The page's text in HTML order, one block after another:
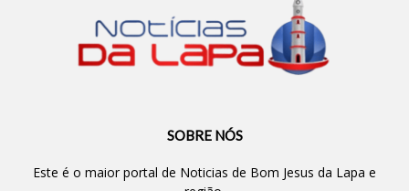
SOBRE NÓS
Este é o maior portal de Noticias de Bom Jesus da Lapa e